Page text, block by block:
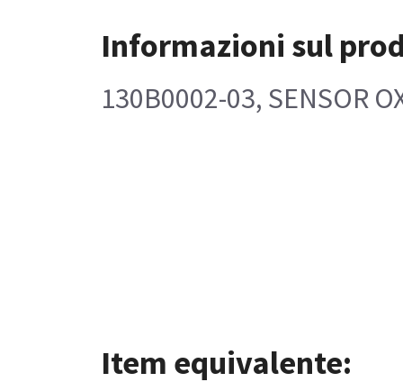
Informazioni sul
130B0002-03, SENSOR
Item equivalente: